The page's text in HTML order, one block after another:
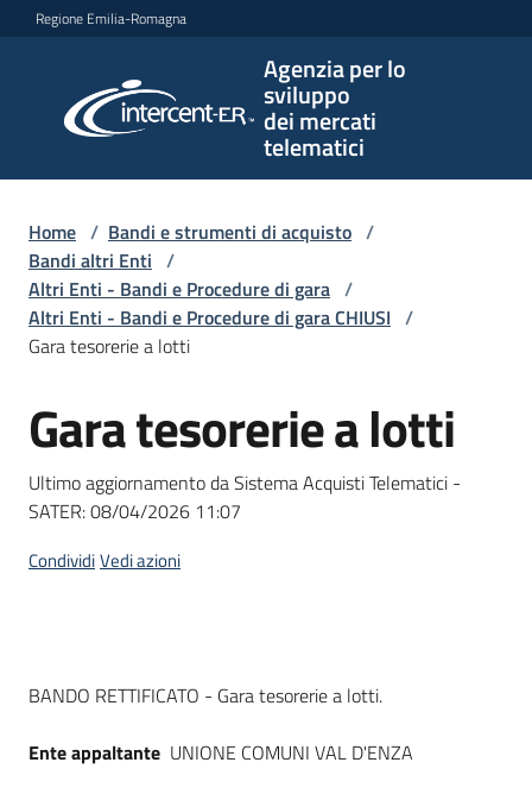
Vai al contenuto
Vai alla navigazione
Vai al footer
Regione Emilia-Romagna
Agenzia per lo
sviluppo
dei mercati
telematici
per lo
sviluppo
telematici
L'Agenzia
Bandi
strumenti
di
acquisto
Piattaforme
telematiche
Home / Bandi e strumenti di acquisto /
Bandi altri Enti /
Altri Enti - Bandi e Procedure di gara /
Altri Enti - Bandi e Procedure di gara CHIUSI /
Gara tesorerie a lotti
Salta al contenuto
Gara tesorerie a lotti
Ultimo aggiornamento da Sistema Acquisti Telematici -
SATER:08/04/2026 11:07
CondividiVedi azioni
Dati del bando
BANDO RETTIFICATO - Gara tesorerie a lotti.
Ente appaltante UNIONE COMUNI VAL D'ENZA